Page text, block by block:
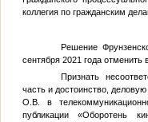
коллегия по гражданским
Решение
сентября 2021 года отменить
Признать
часть и достоинство,
О.В.
в
публикации «Оборотень